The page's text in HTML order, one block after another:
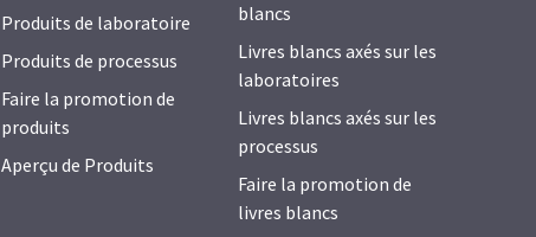
Produits de laboratoire
Produits de processus
Faire la promotion de
produits
Aperçu de Produits
blancs
Livres blancs axés sur les
laboratoires
Livres blancs axés sur les
processus
Faire la promotion de
livres blancs